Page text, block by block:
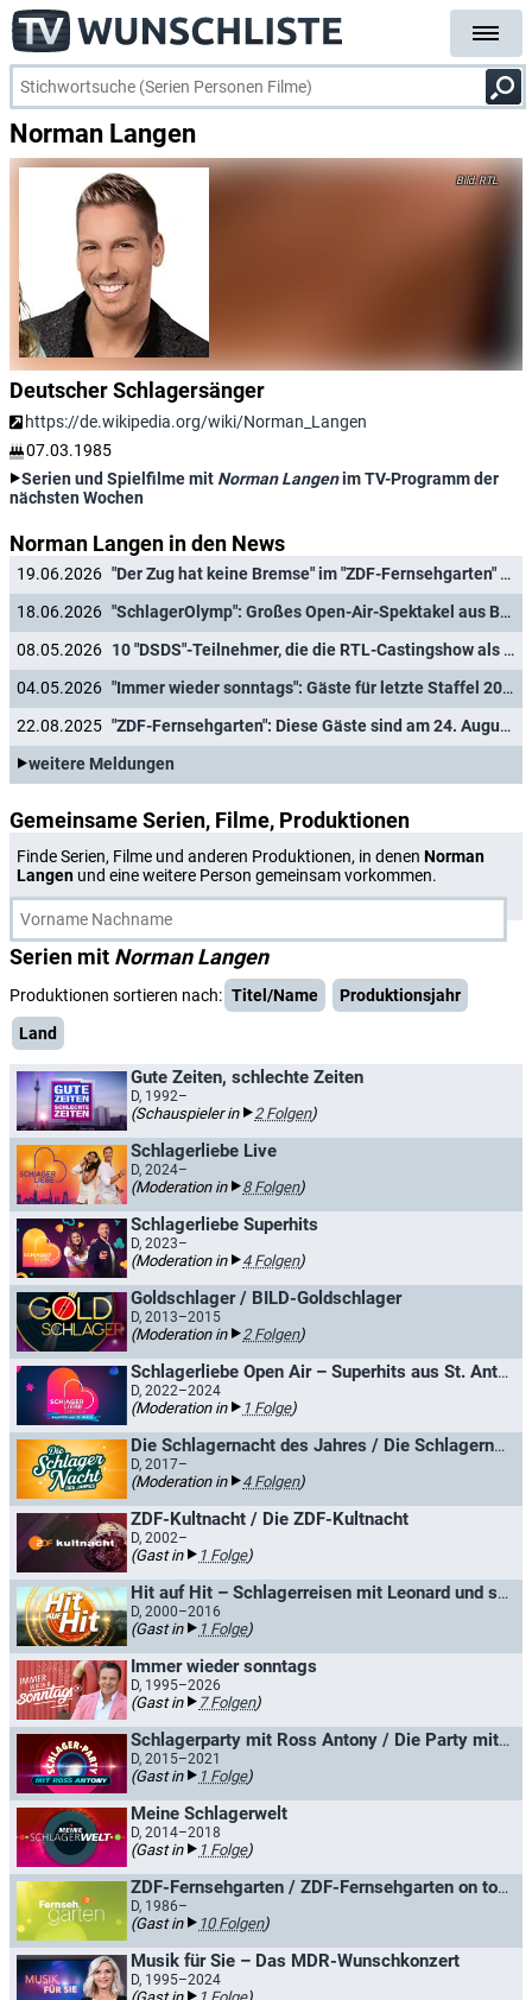
Norman Langen
RTL
Deutscher Schlagersänger
https://de.wikipedia.org/wiki/Norman_Langen
07.03.1985
Serien und Spielfilme mit Norman Langenim TV-Programm der
nächsten Wochen
Norman Langen in den News
19.06.2026
"Der Zug hat keine Bremse" im "ZDF-Fernsehgarten" am 21. Juni 2026: Diese Gäste tanzen Discofox
18.06.2026
"SchlagerOlymp": Großes Open-Air-Spektakel aus Berlin kommt ins Fernsehen
08.05.2026
10 "DSDS"-Teilnehmer, die die RTL-Castingshow als Karriere-Sprungbrett nutzen konnten
04.05.2026
"Immer wieder sonntags": Gäste für letzte Staffel 2026 verkündet
22.08.2025
"ZDF-Fernsehgarten": Diese Gäste sind am 24. August 2025 im Discofox-Fieber
weitere Meldungen
Gemeinsame Serien, Filme, Produktionen
Finde Serien, Filme und anderen Produktionen, in denen Norman
Langen und eine weitere Person gemeinsam vorkommen.
Serien mit Norman Langen
Produktionen sortieren nach: Titel/Name
Produktionsjahr
Land
Gute Zeiten, schlechte Zeiten
D, 1992–
(Schauspieler in 2 Folgen)
Schlagerliebe Live
D, 2024–
(Moderation in 8 Folgen)
Schlagerliebe Superhits
D, 2023–
(Moderation in 4 Folgen)
Goldschlager / BILD-Goldschlager
D, 2013–2015
(Moderation in 2 Folgen)
Schlagerliebe Open Air – Superhits aus St. Anton
D, 2022–2024
(Moderation in 1 Folge)
Die Schlagernacht des Jahres / Die Schlagernacht in der Berliner Waldbühne
D, 2017–
(Moderation in 4 Folgen)
ZDF-Kultnacht / Die ZDF-Kultnacht
D, 2002–
(Gast in 1 Folge)
Hit auf Hit – Schlagerreisen mit Leonard und seinen Gästen
D, 2000–2016
(Gast in 1 Folge)
Immer wieder sonntags
D, 1995–2026
(Gast in 7 Folgen)
Schlagerparty mit Ross Antony / Die Party mit Ross Antony
D, 2015–2021
(Gast in 1 Folge)
Meine Schlagerwelt
D, 2014–2018
(Gast in 1 Folge)
ZDF-Fernsehgarten / ZDF-Fernsehgarten on tour
D, 1986–
(Gast in 10 Folgen)
Musik für Sie – Das MDR-Wunschkonzert
D, 1995–2024